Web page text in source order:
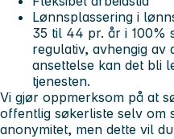
Lønnsplassering i
35 til 44 pr. år i 100%
regulativ, avhengig av
ansettelse kan det bli
tjenesten.
Vi gjør oppmerksom på at
offentlig søkerliste selv om
anonymitet, men dette vil